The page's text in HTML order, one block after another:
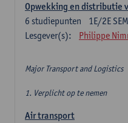
Opwekking en distributie
1E/2E SEM
6 studiepunten
Lesgever(s):
Philippe
Major Transport and Logistics
1. Verplicht op te nemen
Air transport